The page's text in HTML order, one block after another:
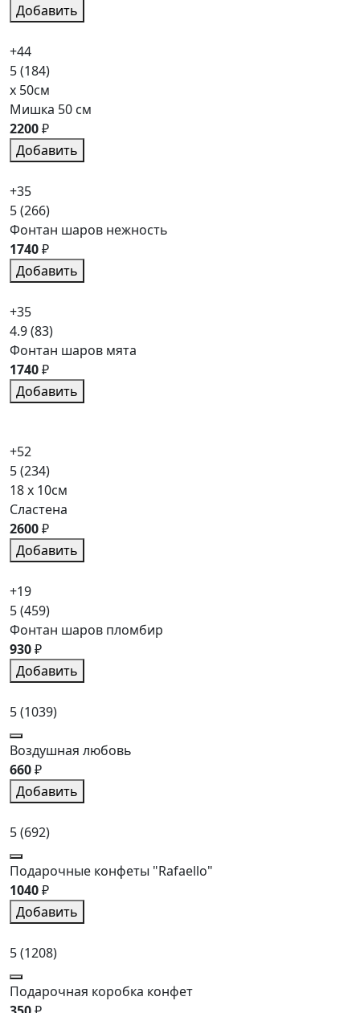
Добавить
+44
5(184)
x 50см
Мишка 50 см
2200₽
Добавить
+35
5(266)
Фонтан шаров нежность
1740₽
Добавить
+35
4.9(83)
Фонтан шаров мята
1740₽
Добавить
+52
5(234)
18 x 10см
Сластена
2600₽
Добавить
+19
5(459)
Фонтан шаров пломбир
930₽
Добавить
5(1039)
Воздушная любовь
660₽
Добавить
5(692)
Подарочные конфеты "Rafaello"
1040₽
Добавить
5(1208)
Подарочная коробка конфет